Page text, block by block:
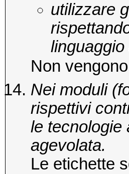
utilizzare
Non
Nei moduli
rispettivi
le tecnologie
agevolata.
Le etichette